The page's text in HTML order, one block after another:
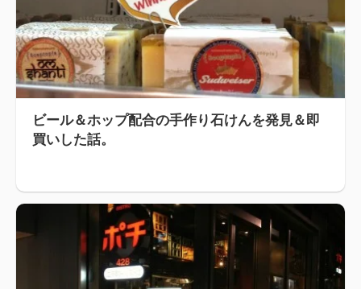
ビール＆ホップ配合の手作り石けんを発見＆即
買いした話。